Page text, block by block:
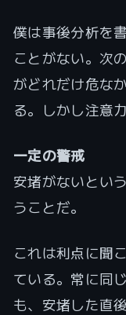
僕は事後分析を
ことがない。次
がどれだけ危な
る。しかし注意
一定の警戒
安堵がないとい
うことだ。
これは利点に聞
ている。常に同
も、安堵した直